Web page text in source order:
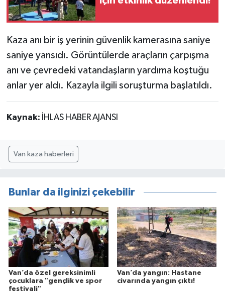
Kaza anı bir iş yerinin güvenlik kamerasına saniye
saniye yansıdı. Görüntülerde araçların çarpışma
anı ve çevredeki vatandaşların yardıma koştuğu
anlar yer aldı. Kazayla ilgili soruşturma başlatıldı.
Kaynak: İHLAS HABER AJANSI
Van kaza haberleri
Bunlar da ilginizi çekebilir
Van’da özel gereksinimli
çocuklara "gençlik ve spor
festivali"
Van’da yangın: Hastane
civarında yangın çıktı!